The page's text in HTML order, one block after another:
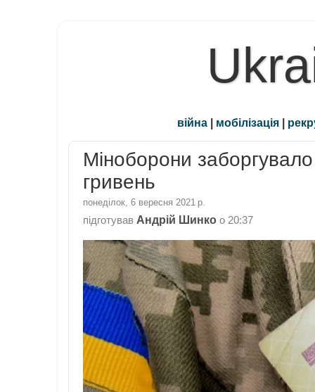
війна | мобілізація |
Міноборони
гривень
понеділок, 6 вересня 2021 р.
підготував Андрій Шинко о 20:37